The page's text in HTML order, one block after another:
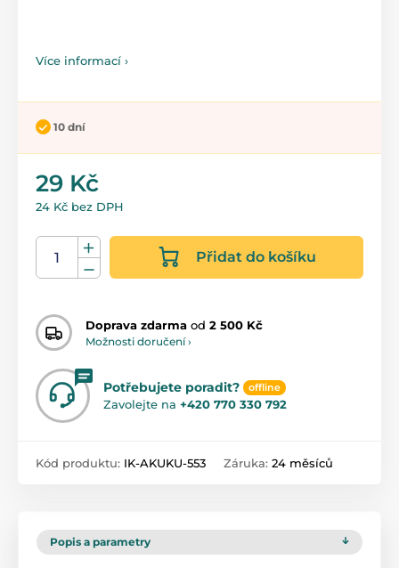
Více informací ›
10 dní
29 Kč
24 Kč bez DPH
Přidat do košíku
Doprava zdarma od 2 500 Kč
Možnosti doručení ›
Potřebujete poradit? offline
Zavolejte na +420 770 330 792
Kód produktu: IK-AKUKU-553 Záruka: 24 měsíců
Popis a parametry